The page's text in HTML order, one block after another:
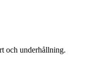
och underhållning.